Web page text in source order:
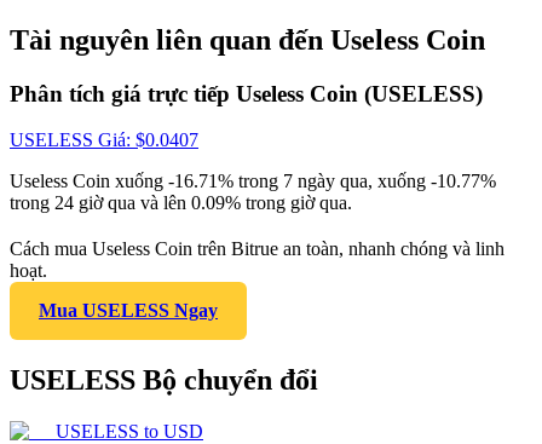
Tài nguyên liên quan đến Useless Coin
Phân tích giá trực tiếp Useless Coin (USELESS)
USELESS Giá: $0.0407
Useless Coin xuống -16.71% trong 7 ngày qua, xuống -10.77%
trong 24 giờ qua và lên 0.09% trong giờ qua.
Cách mua Useless Coin trên Bitrue an toàn, nhanh chóng và linh
hoạt.
Mua USELESS Ngay
USELESS Bộ chuyển đổi
USELESS to USD